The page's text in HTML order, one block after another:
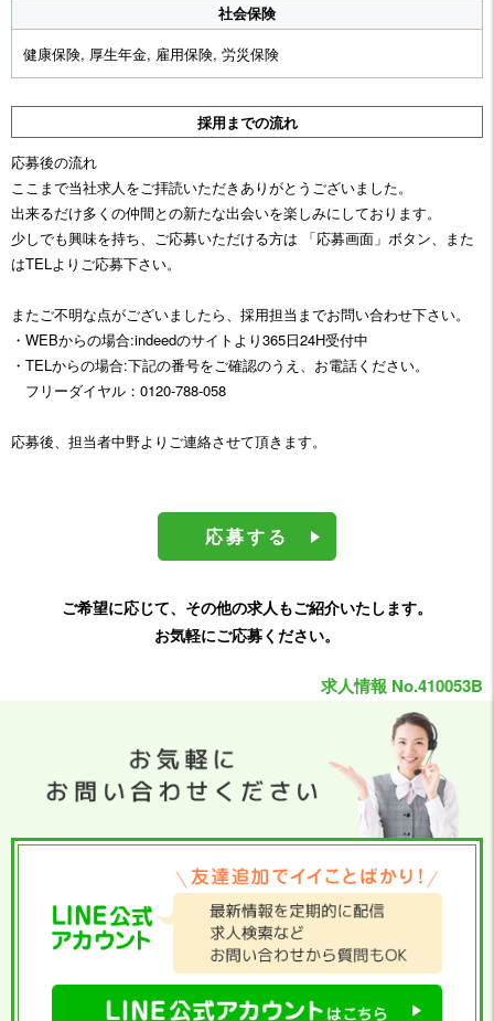
社会保険
健康保険, 厚生年金, 雇用保険, 労災保険
採用までの流れ
応募後の流れ
ここまで当社求人をご拝読いただきありがとうございました。
出来るだけ多くの仲間との新たな出会いを楽しみにしております。
少しでも興味を持ち、ご応募いただける方は 「応募画面」ボタン、また
はTELよりご応募下さい。
またご不明な点がございましたら、採用担当までお問い合わせ下さい。
・WEBからの場合:indeedのサイトより365日24H受付中
・TELからの場合:下記の番号をご確認のうえ、お電話ください。
フリーダイヤル：0120-788-058
応募後、担当者中野よりご連絡させて頂きます。
応募する
ご希望に応じて、その他の求人もご紹介いたします。
お気軽にご応募ください。
求人情報 No.410053B